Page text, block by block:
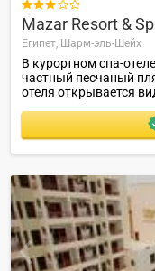

Mazar Resort &
Египет, Шарм-эль-Шейх
В курортном спа-
частный песчаный
отеля открывается